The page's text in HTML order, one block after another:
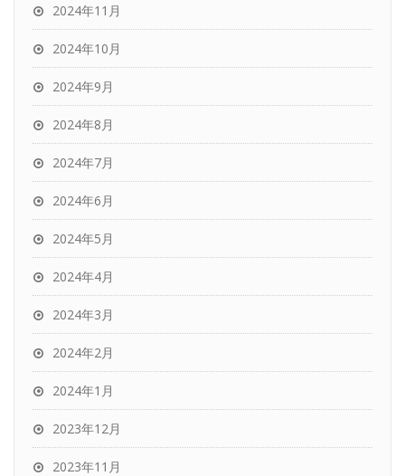
2024年11月
2024年10月
2024年9月
2024年8月
2024年7月
2024年6月
2024年5月
2024年4月
2024年3月
2024年2月
2024年1月
2023年12月
2023年11月